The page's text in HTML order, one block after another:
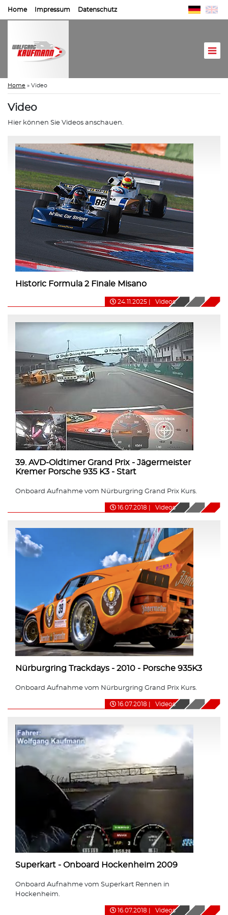
Home Impressum Datenschutz
Home » Video
Video
Hier können Sie Videos anschauen.
Historic Formula 2 Finale Misano
24.11.2025 Videos
39. AVD-Oldtimer Grand Prix - Jägermeister
Kremer Porsche 935 K3 - Start
Onboard Aufnahme vom Nürburgring Grand Prix Kurs.
16.07.2018 Videos
Nürburgring Trackdays - 2010 - Porsche 935K3
Onboard Aufnahme vom Nürburgring Grand Prix Kurs.
16.07.2018 Videos
Superkart - Onboard Hockenheim 2009
Onboard Aufnahme vom Superkart Rennen in
Hockenheim.
16.07.2018 Videos